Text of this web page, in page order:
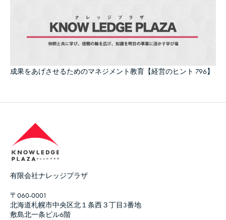
成果をあげさせるためのマネジメント教育【経営のヒント 796】
有限会社ナレッジプラザ
〒060-0001
北海道札幌市中央区北１条西３丁目3番地
敷島北一条ビル6階